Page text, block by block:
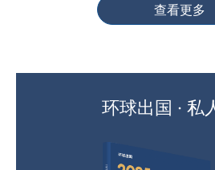
查看更多
环球出国 · 私